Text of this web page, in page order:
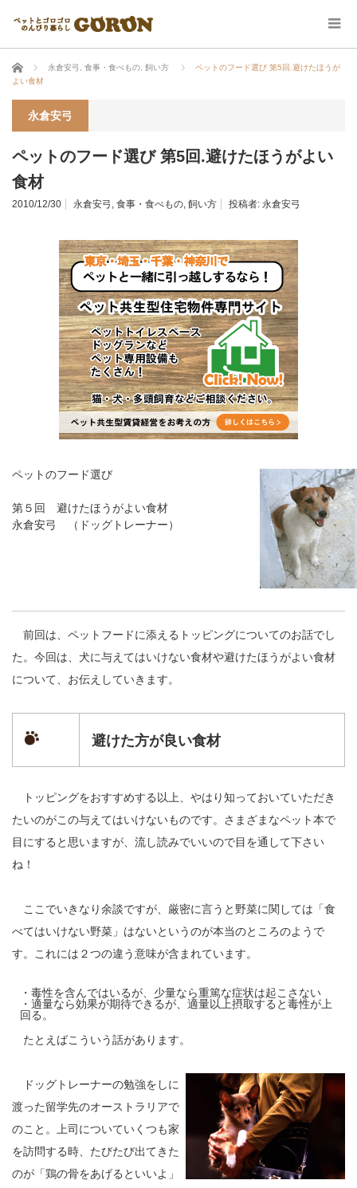
ホーム 永倉安弓 食事・食べもの 飼い方
ペットのフード選び 第5回.避けたほうが
よい食材
永倉安弓
ペットのフード選び 第5回.避けたほうがよい
食材
2010/12/30 永倉安弓 , 食事・食べもの, 飼い方 投稿者: 永倉安弓
ペットのフード選び
第５回 避けたほうがよい食材
永倉安弓 （ドッグトレーナー）
前回は、ペットフードに添えるトッピングについてのお話でし
た。今回は、犬に与えてはいけない食材や避けたほうがよい食材
について、お伝えしていきます。
避けた方が良い食材
トッピングをおすすめする以上、やはり知っておいていただき
たいのがこの与えてはいけないものです。さまざまなペット本で
目にすると思いますが、流し読みでいいので目を通して下さい
ね！
ここでいきなり余談ですが、厳密に言うと野菜に関しては「食
べてはいけない野菜」はないというのが本当のところのようで
す。これには２つの違う意味が含まれています。
・毒性を含んではいるが、少量なら重篤な症状は起こさない
・適量なら効果が期待できるが、適量以上摂取すると毒性が上
回る。
たとえばこういう話があります。
ドッグトレーナーの勉強をしに
渡った留学先のオーストラリアで
のこと。上司についていくつも家
を訪問する時、たびたび出てきた
のが「鶏の骨をあげるといいよ」